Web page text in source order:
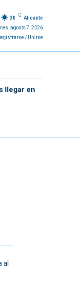
30
C
Alicante
agosto 7, 2026
/ Unirse
llegar en
al